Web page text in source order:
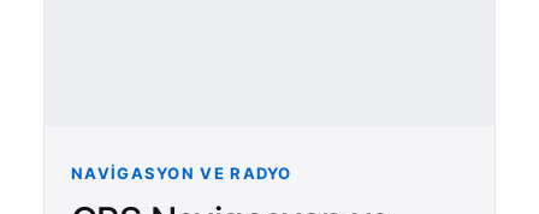
NAVIGASYON VE RADYO